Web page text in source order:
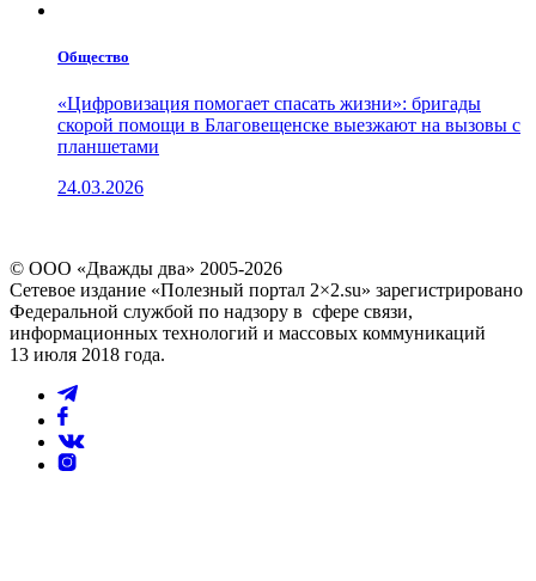
Общество
«Цифровизация помогает спасать жизни»: бригады
скорой помощи в Благовещенске выезжают на вызовы с
планшетами
24.03.2026
© ООО «Дважды два» 2005-2026
Сетевое издание «Полезный портал 2×2.su» зарегистрировано
Федеральной службой по надзору в сфере связи,
информационных технологий и массовых коммуникаций
13 июля 2018 года.